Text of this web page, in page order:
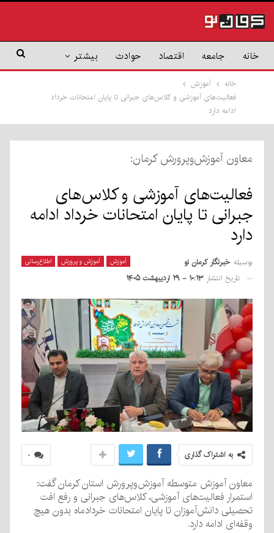
خانه جامعه اقتصاد حوادث بیشتر
خانه
آموزش
فعالیت‌های آموزشی و کلاس‌های جبرانی تا پایان امتحانات خرداد
ادامه دارد
معاون آموزش‌وپرورش کرمان:
فعالیت‌های آموزشی و کلاس‌های
جبرانی تا پایان امتحانات خرداد ادامه
دارد
آموزش آموزش و پرورش اطلاع‌رسانی بوسیله خبرنگار کرمان نو
تاریخ انتشار ۱۰:۱۳ - ۲۹ اردیبهشت ۱۴۰۵
۰ به اشتراک گذاری
معاون آموزش متوسطه آموزش‌وپرورش استان کرمان گفت:
استمرار فعالیت‌های آموزشی، کلاس‌های جبرانی و رفع افت
تحصیلی دانش‌آموزان تا پایان امتحانات خردادماه بدون هیچ
وقفه‌ای ادامه دارد.